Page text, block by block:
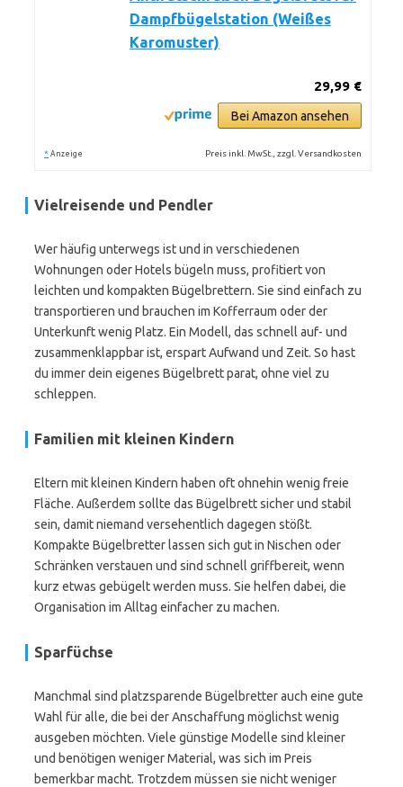
Dampfbügelstation (Weißes
Karomuster)
29,99 €
Bei Amazon ansehen
* Anzeige Preis inkl. MwSt., zzgl. Versandkosten
Vielreisende und Pendler
Wer häufig unterwegs ist und in verschiedenen
Wohnungen oder Hotels bügeln muss, profitiert von
leichten und kompakten Bügelbrettern. Sie sind einfach zu
transportieren und brauchen im Kofferraum oder der
Unterkunft wenig Platz. Ein Modell, das schnell auf- und
zusammenklappbar ist, erspart Aufwand und Zeit. So hast
du immer dein eigenes Bügelbrett parat, ohne viel zu
schleppen.
Familien mit kleinen Kindern
Eltern mit kleinen Kindern haben oft ohnehin wenig freie
Fläche. Außerdem sollte das Bügelbrett sicher und stabil
sein, damit niemand versehentlich dagegen stößt.
Kompakte Bügelbretter lassen sich gut in Nischen oder
Schränken verstauen und sind schnell griffbereit, wenn
kurz etwas gebügelt werden muss. Sie helfen dabei, die
Organisation im Alltag einfacher zu machen.
Sparfüchse
Manchmal sind platzsparende Bügelbretter auch eine gute
Wahl für alle, die bei der Anschaffung möglichst wenig
ausgeben möchten. Viele günstige Modelle sind kleiner
und benötigen weniger Material, was sich im Preis
bemerkbar macht. Trotzdem müssen sie nicht weniger